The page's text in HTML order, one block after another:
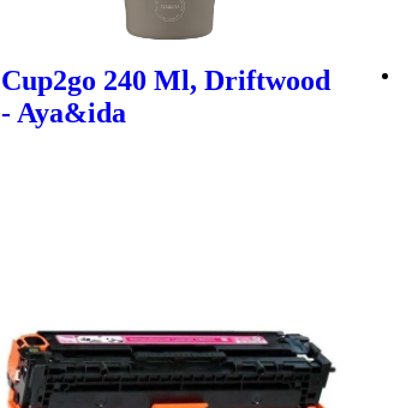
Cup2go 240 Ml, Driftwood
- Aya&ida